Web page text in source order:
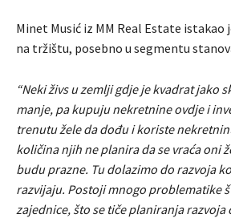
Minet Musić iz MM Real Estate
na tržištu, posebno u segmentu
“Neki živs u zemlji gdje je kvadrat jako
manje, pa kupuju nekretnine ovdje i
trenutu žele da dođu i koriste
količina njih ne planira da se vraća oni
budu prazne. Tu dolazimo do razvoja
razvijaju. Postoji mnogo problematike
zajednice, što se tiče planiranja razvoja